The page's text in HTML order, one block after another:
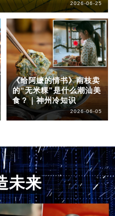
2026-06-25
《给阿嬷的情书》南枝卖
的“无米粿”是什么潮汕美
食？｜神州冷知识
2026-06-05
未来